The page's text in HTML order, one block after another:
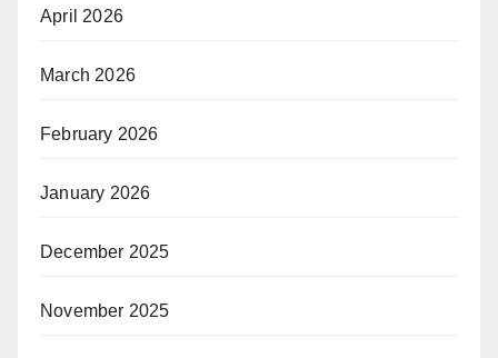
April 2026
March 2026
February 2026
January 2026
December 2025
November 2025